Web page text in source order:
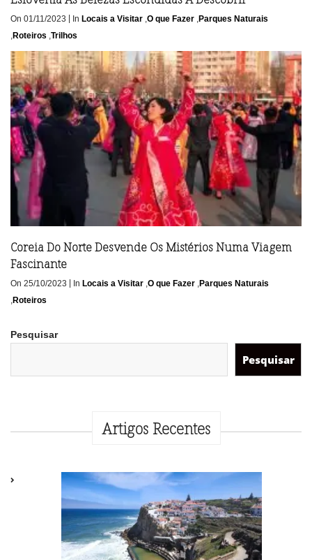
On 01/11/2023 In Locais a Visitar ,O que Fazer ,Parques Naturais
,Roteiros ,Trilhos
Coreia Do Norte Desvende Os Mistérios Numa Viagem
Fascinante
On 25/10/2023 In Locais a Visitar ,O que Fazer ,Parques Naturais
,Roteiros
Pesquisar
Pesquisar
Artigos Recentes